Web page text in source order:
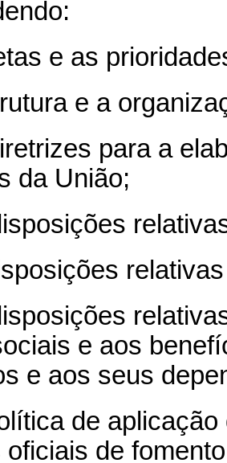
e as
e a
para a
da União;
e aos
e aos seus
de
de